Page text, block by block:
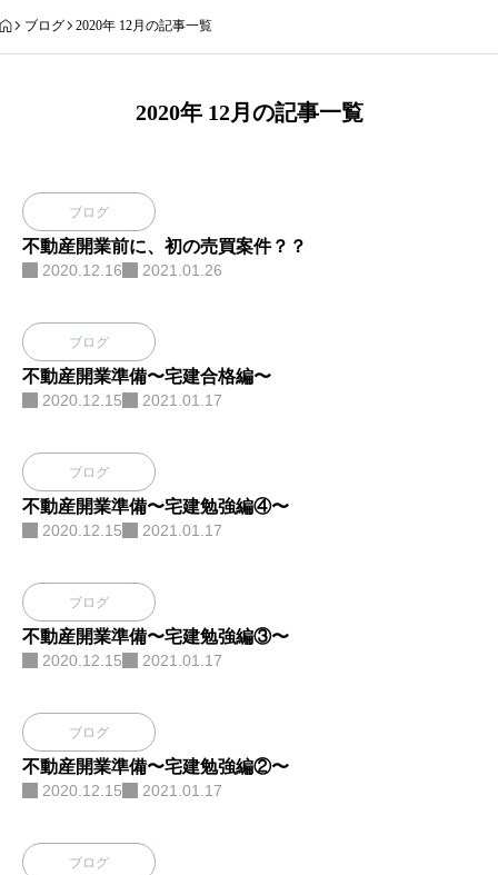
ブログ 2020年 12月の記事一覧
2020年 12月の記事一覧
ブログ
不動産開業前に、初の売買案件？？
2020.12.16 2021.01.26
ブログ
不動産開業準備〜宅建合格編〜
2020.12.15 2021.01.17
ブログ
不動産開業準備〜宅建勉強編④〜
2020.12.15 2021.01.17
ブログ
不動産開業準備〜宅建勉強編③〜
2020.12.15 2021.01.17
ブログ
不動産開業準備〜宅建勉強編②〜
2020.12.15 2021.01.17
ブログ